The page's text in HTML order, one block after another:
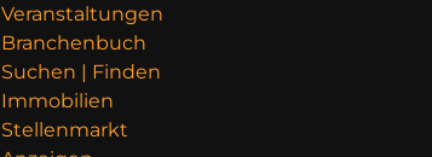
Veranstaltungen
Branchenbuch
Suchen | Finden
Immobilien
Stellenmarkt